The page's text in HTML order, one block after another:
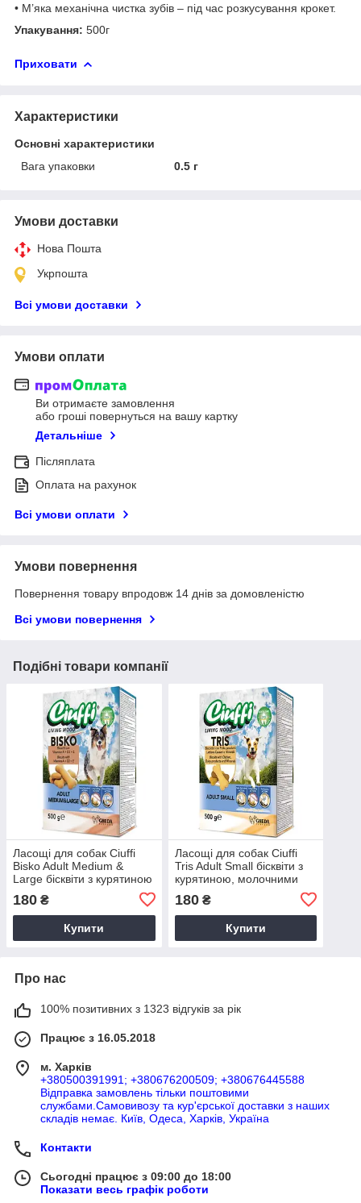
• М’яка механічна чистка зубів – під час розкусування крокет.
Упакування: 500г
Приховати
Характеристики
Основні характеристики
Вага упаковки
0.5 г
Умови доставки
Нова Пошта
Укрпошта
Всі умови доставки
Умови оплати
Ви отримаєте замовлення
або гроші повернуться на вашу картку
Детальніше
Післяплата
Оплата на рахунок
Всі умови оплати
Умови повернення
Повернення товару впродовж 14 днів за домовленістю
Всі умови повернення
Подібні товари компанії
Ласощі для собак Ciuffi
Bisko Adult Medium &
Large бісквіти з курятиною
500г
180 ₴
Купити
Ласощі для собак Ciuffi
Tris Adult Small бісквіти з
курятиною, молочними
продуктами, мінералами,
500г
180₴
Купити
Про нас
100% позитивних з 1323 відгуків за рік
Працює з 16.05.2018
м. Харків
+380500391991; +380676200509; +380676445588
Відправка замовлень тільки поштовими
службами.Самовивозу та кур'єрської доставки з наших
складів немає. Київ, Одеса, Харків, Україна
Контакти
Сьогодні працює з 09:00 до 18:00
Показати весь графік роботи